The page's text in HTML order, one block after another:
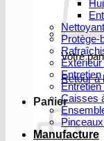
Votre
Retour à
Panier
Protège-
Entretien
Caisses
Manufacture